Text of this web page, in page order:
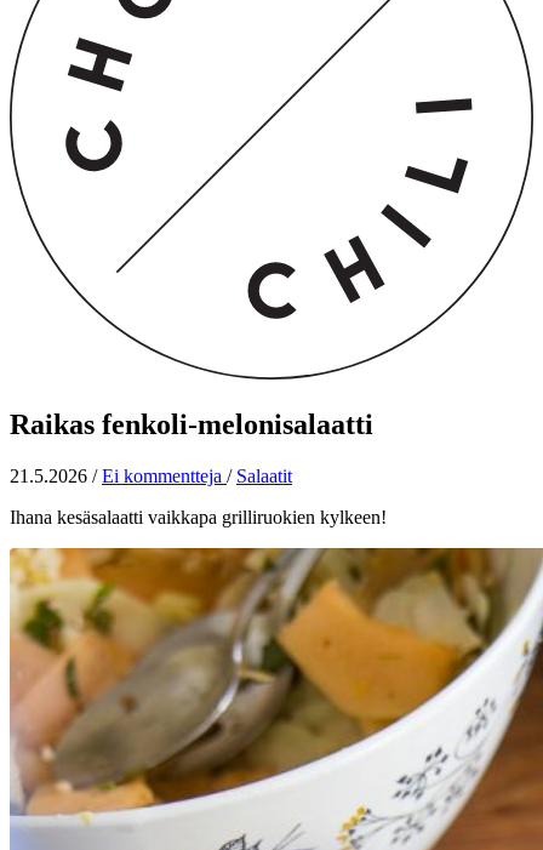
Raikas fenkoli-melonisalaatti
21.5.2026 / Ei kommentteja / Salaatit
Ihana kesäsalaatti vaikkapa grilliruokien kylkeen!